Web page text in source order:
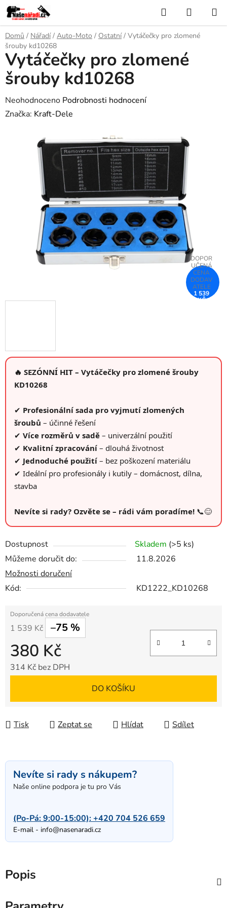
Přejít
na
obsah
Hledat
KOŠÍK
Domů / Nářadí / Auto-Moto / Ostatní / Vytáčečky pro zlomené
šrouby kd10268
🔥 SEZÓNNÍ HIT – Vytáčečky pro zlomené šrouby
KD10268
✔ Profesionální sada pro vyjmutí zlomených
šroubů – účinné řešení
✔ Více rozměrů v sadě – univerzální použití
✔ Kvalitní zpracování – dlouhá životnost
✔ Jednoduché použití – bez poškození materiálu
✔ Ideální pro profesionály i kutily – domácnost, dílna,
stavba
Nevíte si rady? Ozvěte se – rádi vám poradíme! 📞😊
Dostupnost Skladem (>5 ks)
Můžeme doručit do:
11.8.2026
Možnosti doručení
Kód:
KD1222_KD10268
1 539 Kč –75 %
380 Kč
314 Kč bez DPH
DO KOŠÍKU
Tisk Zeptat se Hlídat Sdílet
Vytáčečky pro zlomené
šrouby kd10268
Průměrné
hodnocení
hvězdiček.
Neohodnoceno Podrobnosti hodnocení
Značka: Kraft-Dele
1 539
KČ
Nevíte si rady s nákupem?
Naše online podpora je tu pro Vás
(Po-Pá: 9:00-15:00):+420 704 526 659
E-mail - info@nasenaradi.cz
Popis